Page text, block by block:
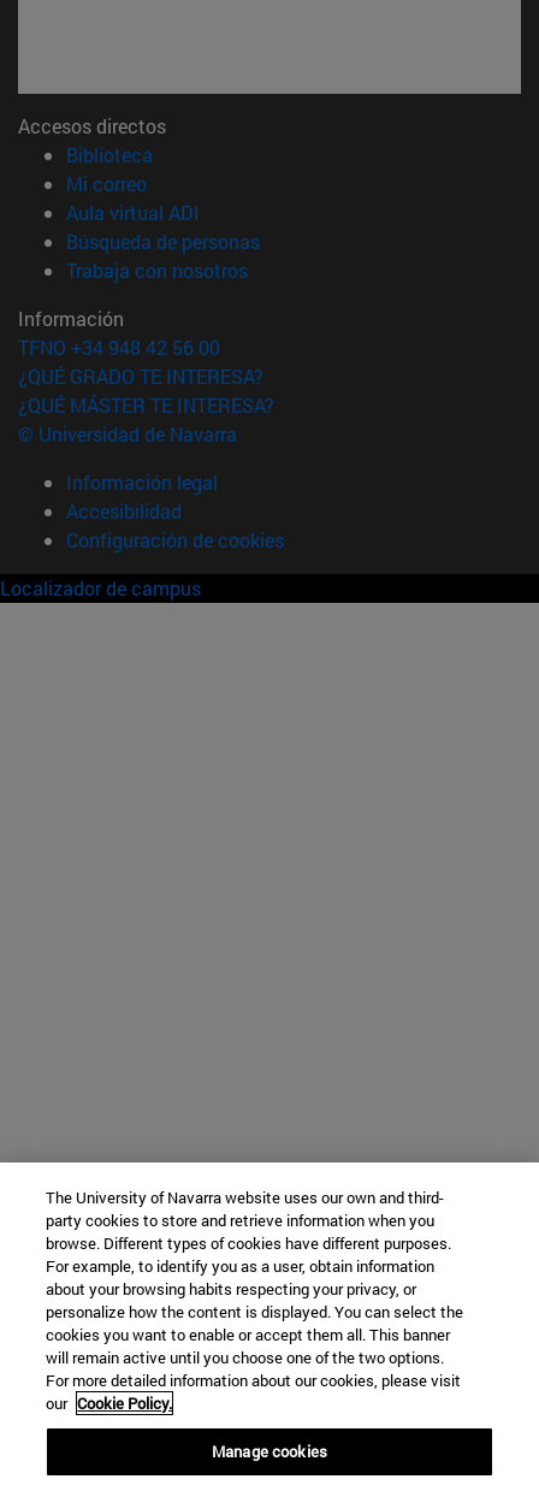
Accesos directos
Biblioteca
Mi correo(abre en nueva ventana)
Aula virtual ADI
Búsqueda de personas(abre en nueva ventana)
Trabaja con nosotros(abre en nueva ventana)
Información
TFNO +34 948 42 56 00
¿QUÉ GRADO TE INTERESA?
¿QUÉ MÁSTER TE INTERESA?
© Universidad de Navarra
Información legal
Accesibilidad
Configuración de cookies
Localizador de campus
The University of Navarra website uses our own and third-
party cookies to store and retrieve information when you
browse. Different types of cookies have different purposes.
For example, to identify you as a user, obtain information
about your browsing habits respecting your privacy, or
personalize how the content is displayed. You can select the
cookies you want to enable or accept them all. This banner
will remain active until you choose one of the two options.
For more detailed information about our cookies, please visit
our Cookie Policy.
Manage cookies